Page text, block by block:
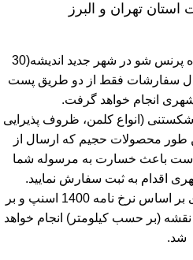
تهران و البرز
با توجه به قرار گیری فروشگاه پرنس شو در شهر جدید اندیشه(30
سفارشات فقط از دو طریق پست
انجام خواهد گرفت.
(انواع کلمن، ظروف پذیرایی
محصولات حجیم که ارسال از
باعث خسارت به مرسوله شما
اقدام به ثبت سفارش نمایید.
محاسبه هزینه پیک درون شهری بر اساس نرخ نامه 1400 اسنپ و بر
(بر حسب کیلومتر) انجام خواهد
شد.